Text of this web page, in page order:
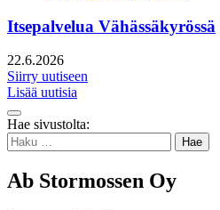
Itsepalvelua Vähässäkyrössä
22.6.2026
Siirry uutiseen
Lisää uutisia
Takaisin
ylös
Hae sivustolta:
Haku:
Ab Stormossen Oy